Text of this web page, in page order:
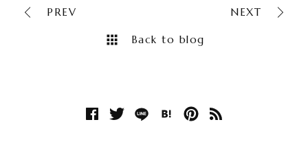
PREV NEXT
Back to blog